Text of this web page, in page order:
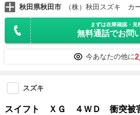
秋田県秋田市 （株）秋田スズキ カ
まずは在庫確認・見
無料通話でお問
今あなたの他に2
スズキ
スイフト ＸＧ ４ＷＤ 衝突被